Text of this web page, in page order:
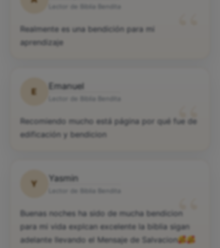
Realmente es una bendición para mi
aprendizaje
E
Emanuel
“
Recomiendo mucho está página por qué fue de
edificación y bendicion
Y
Yasmin
“
Buenas noches ha sido de mucha bendicion
para mi vida explcan excelente la biblia sigan
adelante llevando el Mensaje de Salvacion